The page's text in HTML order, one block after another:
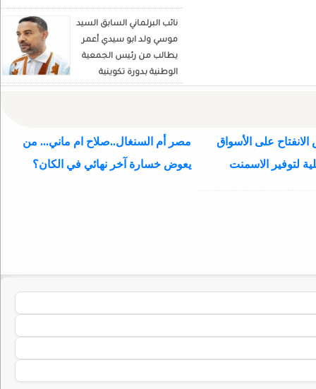
نائب البرلماني السابق السيد
موسي ولد ابو سيدي أعمر
يطالب من رئيس الجمعية
الوطنية بدورة تكوينية
للنواب الجديد
على الأسواق
لتوفير الاسمنت
مصر أم السنغال..صلاح ام ماني... من
يعوض خسارة آخر نهائي في الكان؟